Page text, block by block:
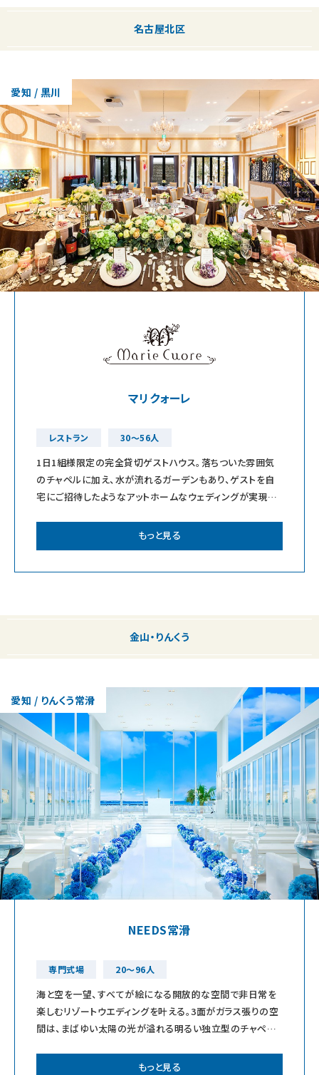
名古屋北区
愛知 / 黒川
マリクォーレ
レストラン 30～56人
1日1組様限定の完全貸切ゲストハウス。落ちついた雰囲気
のチャペルに加え、水が流れるガーデンもあり、ゲストを自
宅にご招待したようなアットホームなウェディングが実現で
もっと見る
金山・りんくう
愛知 / りんくう常滑
NEEDS常滑
専門式場 20～96人
海と空を一望、すべてが絵になる開放的な空間で非日常を
楽しむリゾートウエディングを叶える。3面がガラス張りの空
間は、まばゆい太陽の光が溢れる明るい独立型のチャペル
もっと見る